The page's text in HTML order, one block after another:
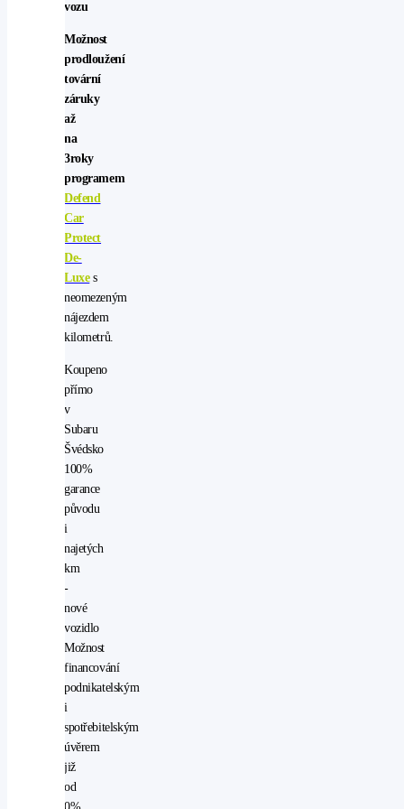
vozu
Možnost
prodloužení
tovární
záruky
až
na
3roky
programem
Defend
Car
Protect
De-
Luxe s
neomezeným
nájezdem
kilometrů.
Koupeno
přímo
v
Subaru
Švédsko
100%
garance
původu
i
najetých
km
-
nové
vozidlo
Možnost
financování
podnikatelským
i
spotřebitelským
úvěrem
již
od